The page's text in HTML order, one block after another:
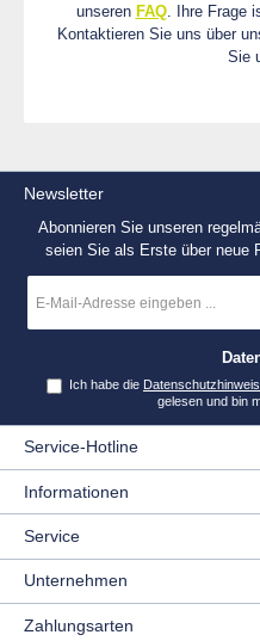
unseren FAQ. Ihre Frage
Kontaktieren Sie uns über
Sie
Newsletter
Abonnieren Sie unseren
seien Sie als Erste über neue
Mail-
Ich habe die
gelesen und bin
Service-Hotline
Informationen
Service
Unternehmen
Zahlungsarten